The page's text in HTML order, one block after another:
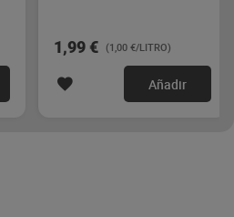
1,99 € (1,00 €/LITRO)
Añadir